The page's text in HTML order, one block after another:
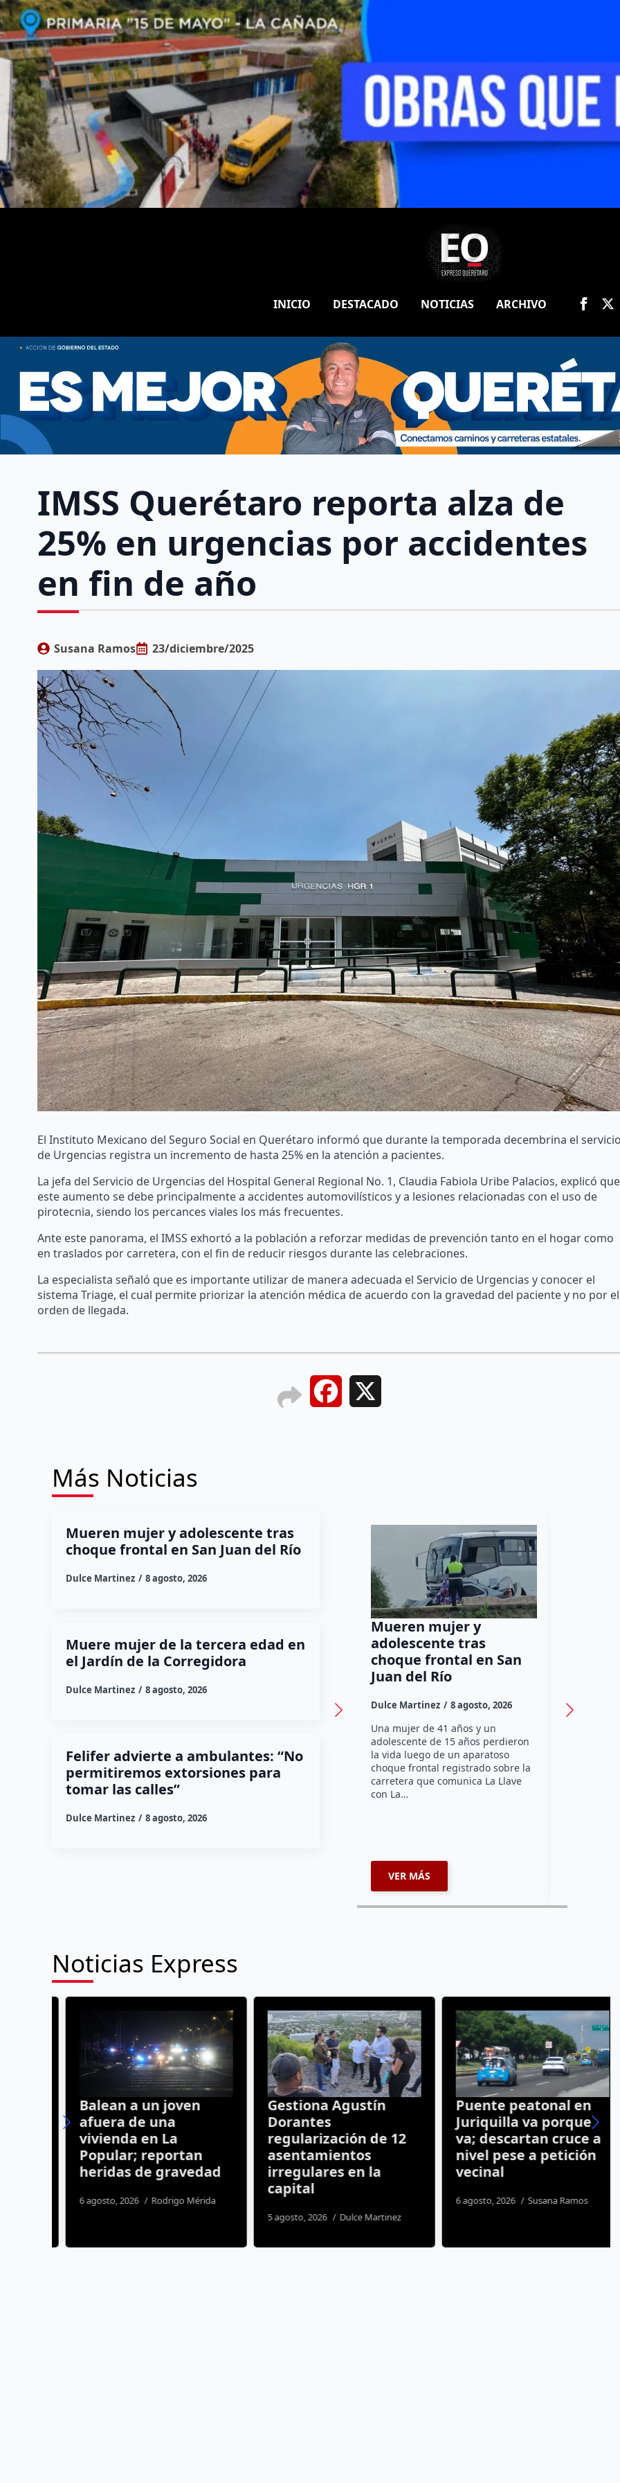
INICIO DESTACADO NOTICIAS ARCHIVO
IMSS Querétaro reporta alza de
25% en urgencias por accidentes
en fin de año
Susana Ramos 23/diciembre/2025
El Instituto Mexicano del Seguro Social en Querétaro informó que durante la temporada decembrina el
de Urgencias registra un incremento de hasta 25% en la atención a pacientes.
La jefa del Servicio de Urgencias del Hospital General Regional No. 1, Claudia Fabiola Uribe Palacios, explicó que
este aumento se debe principalmente a accidentes automovilísticos y a lesiones relacionadas con el uso de
pirotecnia, siendo los percances viales los más frecuentes.
Ante este panorama, el IMSS exhortó a la población a reforzar medidas de prevención tanto en el hogar como
en traslados por carretera, con el fin de reducir riesgos durante las celebraciones.
La especialista señaló que es importante utilizar de manera adecuada el Servicio de Urgencias y conocer el
sistema Triage, el cual permite priorizar la atención médica de acuerdo con la gravedad del paciente y no por el
orden de llegada.
Facebook
Más Noticias
Mueren mujer y adolescente tras
choque frontal en San Juan del Río
Dulce Martinez 8 agosto, 2026
Muere mujer de la tercera edad en
el Jardín de la Corregidora
Dulce Martinez 8 agosto, 2026
Felifer advierte a ambulantes: “No
permitiremos extorsiones para
tomar las calles”
Dulce Martinez 8 agosto, 2026
Mueren mujer y
adolescente tras
choque frontal en San
Juan del Río
Dulce Martinez 8 agosto, 2026
Una mujer de 41 años y un
adolescente de 15 años perdieron
la vida luego de un aparatoso
choque frontal registrado sobre la
carretera que comunica La Llave
con La…
VER MÁS
Una mujer
Noticias Express
Balean a un joven
afuera de una
vivienda en La
Popular; reportan
heridas de gravedad
6 agosto, 2026 Rodrigo Mérida
Gestiona Agustín
Dorantes
regularización de 12
asentamientos
irregulares en la
capital
5 agosto, 2026 Dulce Martinez
Puente peatonal en
Juriquilla va porque
va; descartan cruce a
nivel pese a petición
vecinal
6 agosto, 2026 Susana Ramos